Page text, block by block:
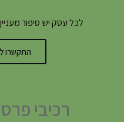
לכל עסק יש סיפור
התקשרו ל: 03-
רכיבי פרסום